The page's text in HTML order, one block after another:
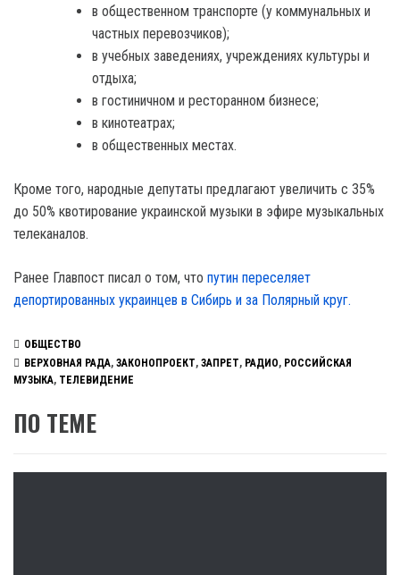
в общественном транспорте (у коммунальных и
частных перевозчиков);
в учебных заведениях, учреждениях культуры и
отдыха;
в гостиничном и ресторанном бизнесе;
в кинотеатрах;
в общественных местах.
Кроме того, народные депутаты предлагают увеличить с 35%
до 50% квотирование украинской музыки в эфире музыкальных
телеканалов.
Ранее Главпост писал о том, что путин переселяет
депортированных украинцев в Сибирь и за Полярный круг.
ОБЩЕСТВО
ВЕРХОВНАЯ РАДА, ЗАКОНОПРОЕКТ, ЗАПРЕТ, РАДИО, РОССИЙСКАЯ
МУЗЫКА, ТЕЛЕВИДЕНИЕ
ПО ТЕМЕ